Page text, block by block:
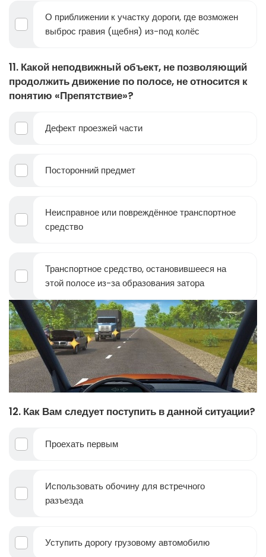
О приближении к участку дороги, где возможен
выброс гравия (щебня) из-под колёс
11. Какой неподвижный объект, не позволяющий
продолжить движение по полосе, не относится к
понятию «Препятствие»?
Дефект проезжей части
Посторонний предмет
Неисправное или повреждённое транспортное
средство
Транспортное средство, остановившееся на
этой полосе из-за образования затора
12. Как Вам следует поступить в данной ситуации?
Проехать первым
Использовать обочину для встречного
разъезда
Уступить дорогу грузовому автомобилю